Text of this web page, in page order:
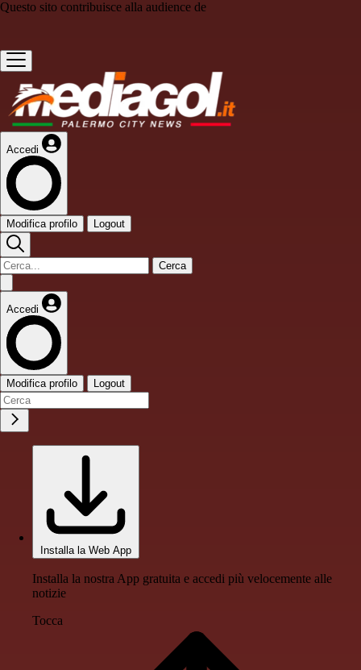
Questo sito contribuisce alla audience de
Accedi
Modifica profilo Logout
Cerca
Accedi
Modifica profilo Logout
Installa la Web App
Installa la nostra App gratuita e accedi più velocemente alle
notizie
Tocca